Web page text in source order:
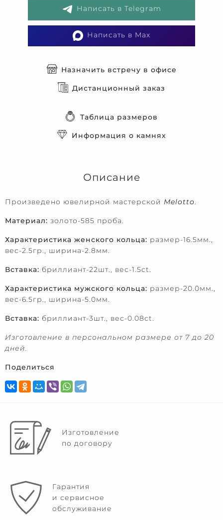
Написать в Telegram
Написать в Max
Назначить встречу в офисе
Дистанционный заказ
Таблица размеров
Информация о камнях
Описание
Произведено ювелирной мастерской Melotto.
Материал: золото-585 проба.
Характеристика женского кольца: размер-16.5мм.,
вес-2.5гр., ширина-2.8мм.
Вставка: бриллиант-22шт., вес-1.5ct.
Характеристика мужского кольца: размер-20.0мм.,
вес-6.5гр., ширина-5.0мм.
Вставка: бриллиант-3шт., вес-0.08ct.
Изготовление в персональном размере от 7 до 20
дней.
Поделиться
Изготовление
по договору
Гарантия
и сервисное
обслуживание